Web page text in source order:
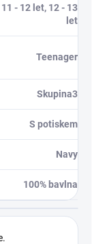
- 12 let, 12 - 13
let
Teenager
Skupina3
S potiskem
Navy
100% bavlna